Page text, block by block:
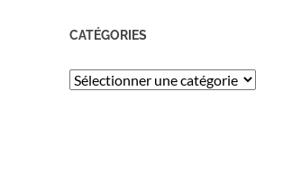
CATÉGORIES
Catégories